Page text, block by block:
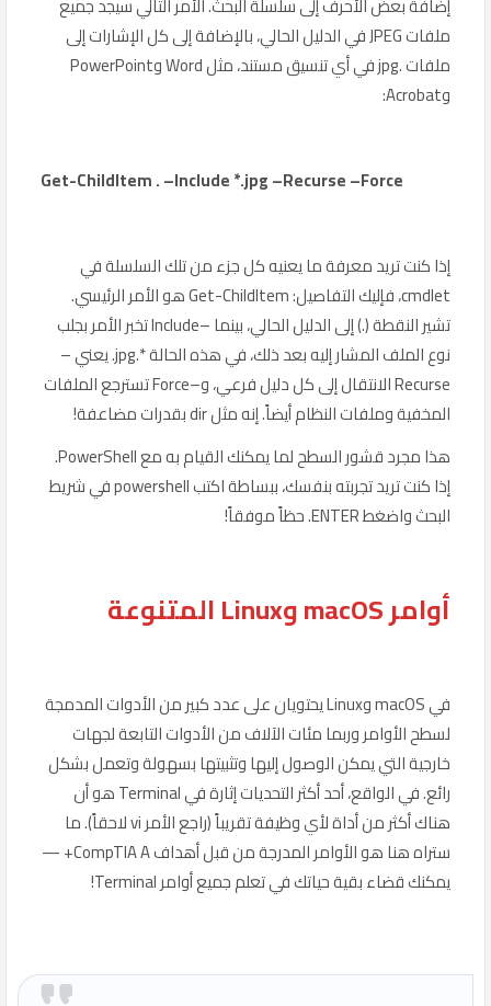
ملفات JPEG في الدليل الحالي، بالإضافة إلى كل الإشارات إلى
ملفات .jpg في أي تنسيق مستند، مثل Word وPowerPoint
وAcrobat:
Get-ChildItem . –Include *.jpg –Recurse –Force
إذا كنت تريد معرفة ما يعنيه كل جزء من تلك السلسلة في
cmdlet، فإليك التفاصيل: Get-ChildItem هو الأمر الرئيسي.
تشير النقطة (.) إلى الدليل الحالي، بينما –Include تخبر الأمر بجلب
نوع الملف المشار إليه بعد ذلك، في هذه الحالة *.jpg. يعني –
Recurse الانتقال إلى كل دليل فرعي، و–Force تسترجع الملفات
المخفية وملفات النظام أيضاً. إنه مثل dir بقدرات مضاعفة!
هذا مجرد قشور السطح لما يمكنك القيام به مع PowerShell.
إذا كنت تريد تجربته بنفسك، ببساطة اكتب powershell في شريط
البحث واضغط ENTER. حظاً موفقاً!
أوامر macOS وLinux المتنوعة
في macOS وLinux يحتويان على عدد كبير من الأدوات المدمجة
لسطح الأوامر وربما مئات الآلاف من الأدوات التابعة لجهات
خارجية التي يمكن الوصول إليها وتثبيتها بسهولة وتعمل بشكل
رائع. في الواقع، أحد أكثر التحديات إثارة في Terminal هو أن
هناك أكثر من أداة لأي وظيفة تقريباً (راجع الأمر vi لاحقاً). ما
ستراه هنا هو الأوامر المدرجة من قبل أهداف CompTIA A+ —
يمكنك قضاء بقية حياتك في تعلم جميع أوامر Terminal!